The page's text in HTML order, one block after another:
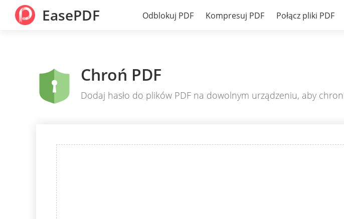
EasePDF Odblokuj PDF Kompresuj PDF Połącz pliki PDF
Chroń PDF
Dodaj hasło do plików PDF na dowolnym urządzeniu, aby